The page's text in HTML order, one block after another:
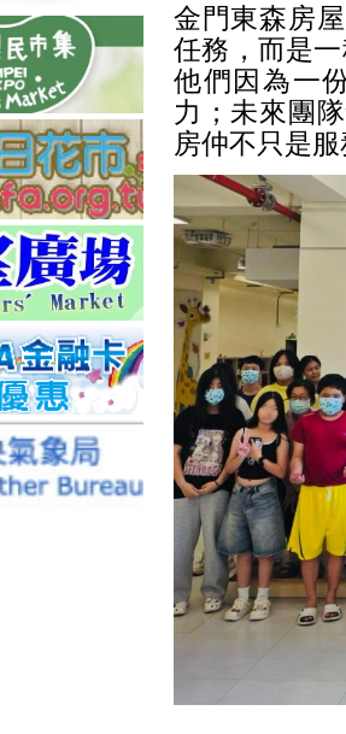
金門東森房
任務，而是
他們因為一
力；未來團
房仲不只是